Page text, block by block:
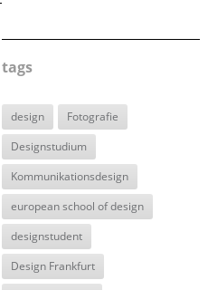
tags
design
Fotografie
Designstudium
Kommunikationsdesign
european school of design
designstudent
Design Frankfurt